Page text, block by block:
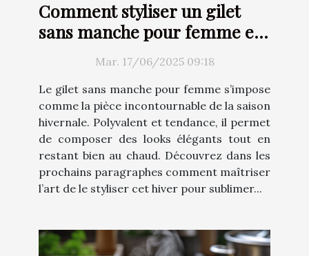
Comment styliser un gilet
sans manche pour femme en
Mar. 17/06/2025 09:18
Le gilet sans manche pour femme s’impose
comme la pièce incontournable de la saison
hivernale. Polyvalent et tendance, il permet
de composer des looks élégants tout en
restant bien au chaud. Découvrez dans les
prochains paragraphes comment maîtriser
l’art de le styliser cet hiver pour sublimer...